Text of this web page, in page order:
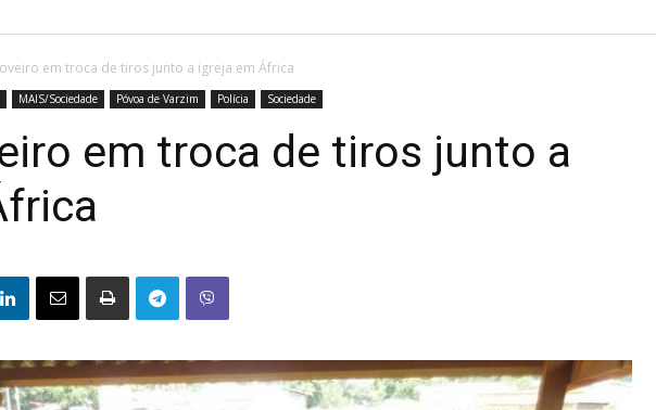
em troca de tiros junto a igreja em África
MAIS/Sociedade Póvoa de Varzim Polícia Sociedade
em troca de tiros junto a